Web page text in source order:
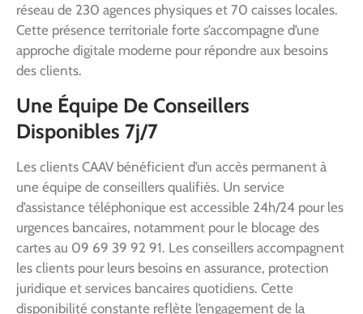
réseau de 230 agences physiques et 70 caisses locales.
Cette présence territoriale forte s’accompagne d’une
approche digitale moderne pour répondre aux besoins
des clients.
Une Équipe De Conseillers
Disponibles 7j/7
Les clients CAAV bénéficient d’un accès permanent à
une équipe de conseillers qualifiés. Un service
d’assistance téléphonique est accessible 24h/24 pour les
urgences bancaires, notamment pour le blocage des
cartes au 09 69 39 92 91. Les conseillers accompagnent
les clients pour leurs besoins en assurance, protection
juridique et services bancaires quotidiens. Cette
disponibilité constante reflète l’engagement de la